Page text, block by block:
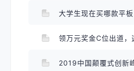
大学生现在买哪款平
领万元奖金C位出道
2019中国颠覆式创新